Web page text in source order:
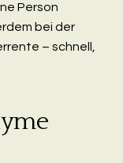
Person
bei der
– schnell,